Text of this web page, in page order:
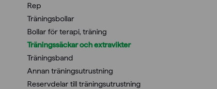
Rep
Träningsbollar
Bollar för terapi, träning
Träningssäckar och extravikter
Träningsband
Annan träningsutrustning
Reservdelar till träningsutrustning